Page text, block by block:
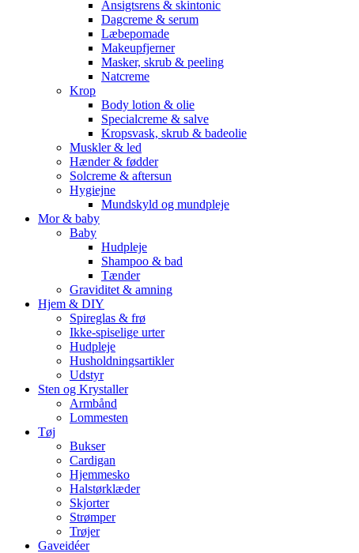
Ansigtsrens & skintonic
Dagcreme & serum
Læbepomade
Makeupfjerner
Masker, skrub & peeling
Natcreme
Krop
Body lotion & olie
Specialcreme & salve
Kropsvask, skrub & badeolie
Muskler & led
Hænder & fødder
Solcreme & aftersun
Hygiejne
Mundskyld og mundpleje
Mor & baby
Baby
Hudpleje
Shampoo & bad
Tænder
Graviditet & amning
Hjem & DIY
Spireglas & frø
Ikke-spiselige urter
Hudpleje
Husholdningsartikler
Udstyr
Sten og Krystaller
Armbånd
Lommesten
Tøj
Bukser
Cardigan
Hjemmesko
Halstørklæder
Skjorter
Strømper
Trøjer
Gaveidéer